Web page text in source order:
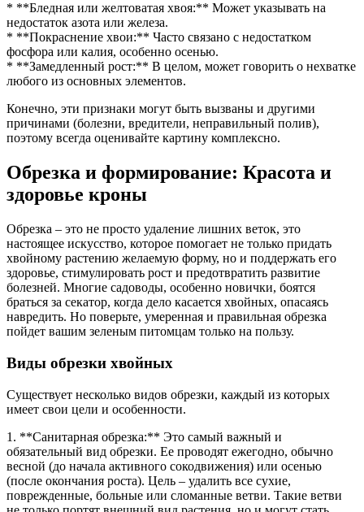
* **Бледная или желтоватая хвоя:** Может указывать на
недостаток азота или железа.
* **Покраснение хвои:** Часто связано с недостатком
фосфора или калия, особенно осенью.
* **Замедленный рост:** В целом, может говорить о нехватке
любого из основных элементов.
Конечно, эти признаки могут быть вызваны и другими
причинами (болезни, вредители, неправильный полив),
поэтому всегда оценивайте картину комплексно.
Обрезка и формирование: Красота и
здоровье кроны
Обрезка – это не просто удаление лишних веток, это
настоящее искусство, которое помогает не только придать
хвойному растению желаемую форму, но и поддержать его
здоровье, стимулировать рост и предотвратить развитие
болезней. Многие садоводы, особенно новички, боятся
браться за секатор, когда дело касается хвойных, опасаясь
навредить. Но поверьте, умеренная и правильная обрезка
пойдет вашим зеленым питомцам только на пользу.
Виды обрезки хвойных
Существует несколько видов обрезки, каждый из которых
имеет свои цели и особенности.
1. **Санитарная обрезка:** Это самый важный и
обязательный вид обрезки. Ее проводят ежегодно, обычно
весной (до начала активного сокодвижения) или осенью
(после окончания роста). Цель – удалить все сухие,
поврежденные, больные или сломанные ветви. Такие ветви